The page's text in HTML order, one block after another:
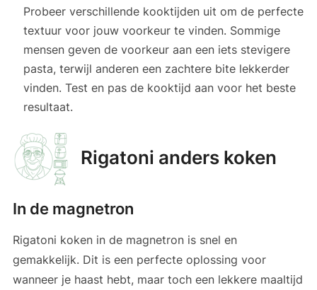
Probeer verschillende kooktijden uit om de perfecte
textuur voor jouw voorkeur te vinden. Sommige
mensen geven de voorkeur aan een iets stevigere
pasta, terwijl anderen een zachtere bite lekkerder
vinden. Test en pas de kooktijd aan voor het beste
resultaat.
Rigatoni anders koken
In de magnetron
Rigatoni koken in de magnetron is snel en
gemakkelijk. Dit is een perfecte oplossing voor
wanneer je haast hebt, maar toch een lekkere maaltijd